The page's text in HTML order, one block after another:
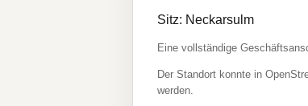
Sitz: Neckarsulm
Eine vollständige
Der Standort konnte in
werden.